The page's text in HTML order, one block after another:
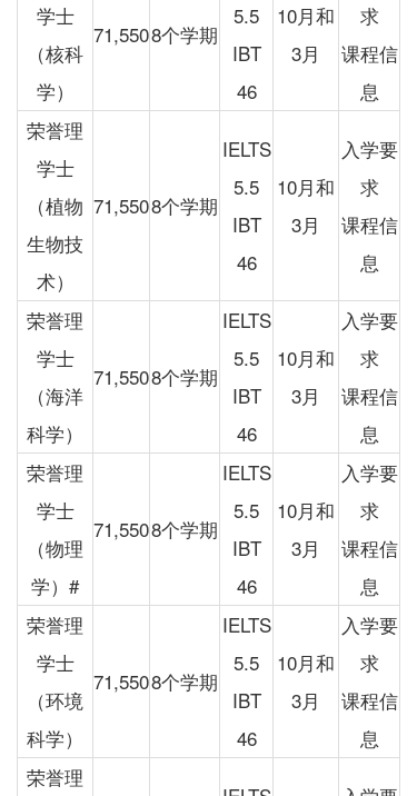
学士
（核科
学）
71,5508个学期
5.5
IBT
46
10月和
3月
求
课程信
息
荣誉理
学士
（植物
生物技
术）
71,5508个学期
IELTS
5.5
IBT
46
10月和
3月
入学要
求
课程信
息
荣誉理
学士
（海洋
科学）
71,5508个学期
IELTS
5.5
IBT
46
10月和
3月
入学要
求
课程信
息
荣誉理
学士
（物理
学）#
71,5508个学期
IELTS
5.5
IBT
46
10月和
3月
入学要
求
课程信
息
荣誉理
学士
（环境
科学）
71,5508个学期
IELTS
5.5
IBT
46
10月和
3月
入学要
求
课程信
息
荣誉理